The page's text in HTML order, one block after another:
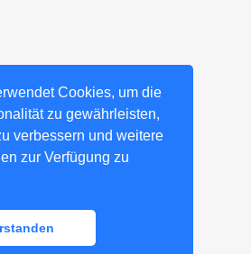
Cookies, um die
zu gewährleisten,
verbessern und weitere
zur Verfügung zu